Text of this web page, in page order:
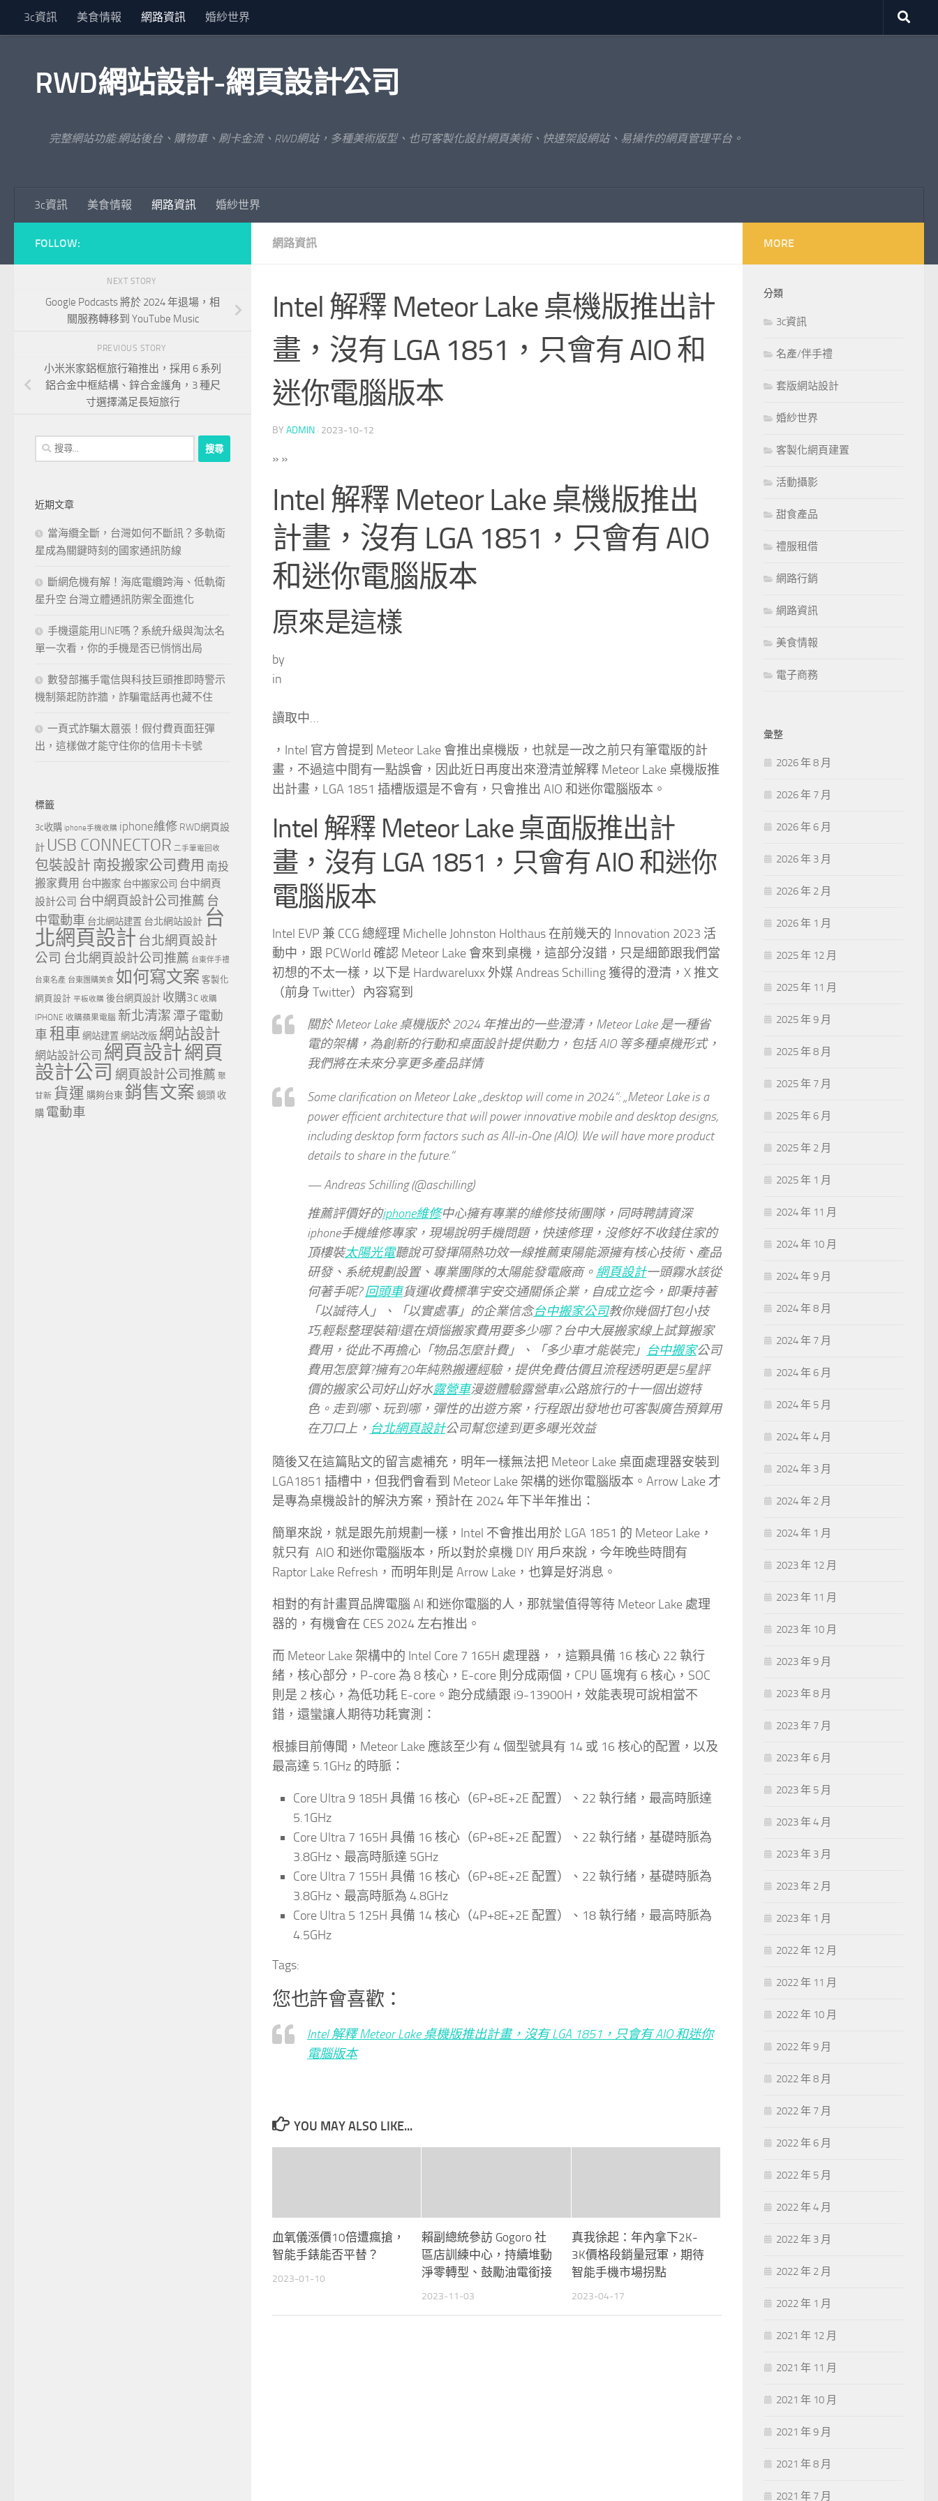
Skip to content
3c資訊 美食情報 網路資訊 婚紗世界
RWD網站設計-網頁設計公司
完整網站功能:網站後台、購物車、刷卡金流、RWD網站，多種美術版型、也可客製化設計網頁美術、快速架設網站、易操作的網頁管理平台。
3c資訊 美食情報 網路資訊 婚紗世界
網路資訊
Intel 解釋 Meteor Lake 桌機版推出計
畫，沒有 LGA 1851，只會有 AIO 和
迷你電腦版本
BY ADMIN · 2023-10-12
» »
Intel 解釋 Meteor Lake 桌機版推出
計畫，沒有 LGA 1851，只會有 AIO
和迷你電腦版本
原來是這樣
by
in
讀取中…
，Intel 官方曾提到 Meteor Lake 會推出桌機版，也就是一改之前只有筆電版的計
畫，不過這中間有一點誤會，因此近日再度出來澄清並解釋 Meteor Lake 桌機版推
出計畫，LGA 1851 插槽版還是不會有，只會推出 AIO 和迷你電腦版本。
Intel 解釋 Meteor Lake 桌面版推出計
畫，沒有 LGA 1851，只會有 AIO 和迷你
電腦版本
Intel EVP 兼 CCG 總經理 Michelle Johnston Holthaus 在前幾天的 Innovation 2023 活
動中，跟 PCWorld 確認 Meteor Lake 會來到桌機，這部分沒錯，只是細節跟我們當
初想的不太一樣，以下是 Hardwareluxx 外媒 Andreas Schilling 獲得的澄清，X 推文
（前身 Twitter）內容寫到
關於 Meteor Lake 桌機版於 2024 年推出的一些澄清，Meteor Lake 是一種省
電的架構，為創新的行動和桌面設計提供動力，包括 AIO 等多種桌機形式，
我們將在未來分享更多產品詳情
Some clarification on Meteor Lake „desktop will come in 2024“: „Meteor Lake is a
power efficient architecture that will power innovative mobile and desktop designs,
including desktop form factors such as All-in-One (AIO). We will have more product
details to share in the future.“
— Andreas Schilling (@aschilling)
推薦評價好的iphone維修中心擁有專業的維修技術團隊，同時聘請資深
iphone手機維修專家，現場說明手機問題，快速修理，沒修好不收錢住家的
頂樓裝太陽光電聽說可發揮隔熱功效一線推薦東陽能源擁有核心技術、產品
研發、系統規劃設置、專業團隊的太陽能發電廠商。 網頁設計一頭霧水該從
何著手呢?回頭車貨運收費標準宇安交通關係企業，自成立迄今，即秉持著
「以誠待人」、「以實處事」的企業信念台中搬家公司教你幾個打包小技
巧,輕鬆整理裝箱!還在煩惱搬家費用要多少哪？台中大展搬家線上試算搬家
費用，從此不再擔心「物品怎麼計費」、「多少車才能裝完」 台中搬家公司
費用怎麼算?擁有20年純熟搬遷經驗，提供免費估價且流程透明更是5星評
價的搬家公司好山好水露營車漫遊體驗露營車x公路旅行的十一個出遊特
色。走到哪、玩到哪，彈性的出遊方案，行程跟出發地也可客製廣告預算用
在刀口上， 台北網頁設計公司幫您達到更多曝光效益
隨後又在這篇貼文的留言處補充，明年一樣無法把 Meteor Lake 桌面處理器安裝到
LGA1851 插槽中，但我們會看到 Meteor Lake 架構的迷你電腦版本。Arrow Lake 才
是專為桌機設計的解決方案，預計在 2024 年下半年推出：
簡單來說，就是跟先前規劃一樣，Intel 不會推出用於 LGA 1851 的 Meteor Lake，
就只有 AIO 和迷你電腦版本，所以對於桌機 DIY 用戶來說，今年晚些時間有
Raptor Lake Refresh，而明年則是 Arrow Lake，也算是好消息。
相對的有計畫買品牌電腦 AI 和迷你電腦的人，那就蠻值得等待 Meteor Lake 處理
器的，有機會在 CES 2024 左右推出。
而 Meteor Lake 架構中的 Intel Core 7 165H 處理器，，這顆具備 16 核心 22 執行
緒，核心部分，P-core 為 8 核心，E-core 則分成兩個，CPU 區塊有 6 核心，SOC
則是 2 核心，為低功耗 E-core。跑分成績跟 i9-13900H，效能表現可說相當不
錯，還蠻讓人期待功耗實測：
根據目前傳聞，Meteor Lake 應該至少有 4 個型號具有 14 或 16 核心的配置，以及
最高達 5.1GHz 的時脈：
Core Ultra 9 185H 具備 16 核心（6P+8E+2E 配置）、22 執行緒，最高時脈達
5.1GHz
Core Ultra 7 165H 具備 16 核心（6P+8E+2E 配置）、22 執行緒，基礎時脈為
3.8GHz、最高時脈達 5GHz
Core Ultra 7 155H 具備 16 核心（6P+8E+2E 配置）、22 執行緒，基礎時脈為
3.8GHz、最高時脈為 4.8GHz
Core Ultra 5 125H 具備 14 核心（4P+8E+2E 配置）、18 執行緒，最高時脈為
4.5GHz
Tags:
您也許會喜歡：
Intel 解釋 Meteor Lake 桌機版推出計畫，沒有 LGA 1851，只會有 AIO 和迷你
電腦版本
YOU MAY ALSO LIKE...
血氧儀漲價10倍遭瘋搶，
智能手錶能否平替？
2023-01-10
賴副總統參訪 Gogoro 社
區店訓練中心，持續堆動
淨零轉型、鼓勵油電銜接
2023-11-03
真我徐起：年內拿下2K-
3K價格段銷量冠軍，期待
智能手機市場拐點
2023-04-17
FOLLOW:
NEXT STORY
Google Podcasts 將於 2024 年退場，相
關服務轉移到 YouTube Music
PREVIOUS STORY
小米米家鋁框旅行箱推出，採用 6 系列
鋁合金中框結構、鋅合金護角，3 種尺
寸選擇滿足長短旅行
搜
尋
字:
近期文章
當海纜全斷，台灣如何不斷訊？多軌衛
星成為關鍵時刻的國家通訊防線
斷網危機有解！海底電纜跨海、低軌衛
星升空 台灣立體通訊防禦全面進化
手機還能用LINE嗎？系統升級與淘汰名
單一次看，你的手機是否已悄悄出局
數發部攜手電信與科技巨頭推即時警示
機制築起防詐牆，詐騙電話再也藏不住
一頁式詐騙太囂張！假付費頁面狂彈
出，這樣做才能守住你的信用卡卡號
標籤
3c收購 iphone手機收購 iphone維修 RWD網頁設
計 USB CONNECTOR 二手筆電回收
包裝設計 南投搬家公司費用 南投
搬家費用 台中搬家 台中搬家公司 台中網頁
設計公司 台中網頁設計公司推薦 台
中電動車 台北網站建置 台北網站設計 台
北網頁設計 台北網頁設計
公司 台北網頁設計公司推薦 台東伴手禮
台東名產 台東團購美食 如何寫文案 客製化
網頁設計 平板收購 後台網頁設計 收購3c 收購
IPHONE 收購蘋果電腦 新北清潔 潭子電動
車租車 網站建置 網站改版 網站設計
網站設計公司 網頁設計網頁
設計公司 網頁設計公司推薦 聚
甘新 貨運 購夠台東 銷售文案 鏡頭 收
購 電動車
MORE
分類
3c資訊
名產/伴手禮
套版網站設計
婚紗世界
客製化網頁建置
活動攝影
甜食產品
禮服租借
網路行銷
網路資訊
美食情報
電子商務
彙整
2026 年 8 月
2026 年 7 月
2026 年 6 月
2026 年 3 月
2026 年 2 月
2026 年 1 月
2025 年 12 月
2025 年 11 月
2025 年 9 月
2025 年 8 月
2025 年 7 月
2025 年 6 月
2025 年 2 月
2025 年 1 月
2024 年 11 月
2024 年 10 月
2024 年 9 月
2024 年 8 月
2024 年 7 月
2024 年 6 月
2024 年 5 月
2024 年 4 月
2024 年 3 月
2024 年 2 月
2024 年 1 月
2023 年 12 月
2023 年 11 月
2023 年 10 月
2023 年 9 月
2023 年 8 月
2023 年 7 月
2023 年 6 月
2023 年 5 月
2023 年 4 月
2023 年 3 月
2023 年 2 月
2023 年 1 月
2022 年 12 月
2022 年 11 月
2022 年 10 月
2022 年 9 月
2022 年 8 月
2022 年 7 月
2022 年 6 月
2022 年 5 月
2022 年 4 月
2022 年 3 月
2022 年 2 月
2022 年 1 月
2021 年 12 月
2021 年 11 月
2021 年 10 月
2021 年 9 月
2021 年 8 月
2021 年 7 月